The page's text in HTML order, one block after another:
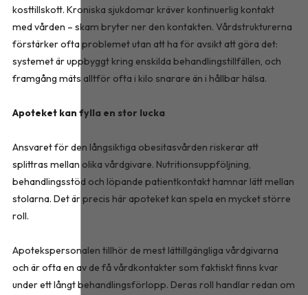
kosttillskott. Kroniska sjukdomar kräver kontinuerlig kontakt
med vården – skam bryter ner den kontakten. Vårdstrukturerna
förstärker ofta problemet utan att ha för avsikt att göra det:
systemet är uppbyggt kring enskilda behandlingstillfällen, och
framgång mäts alltför ofta i kilo snarare än i hållbar hälsa.
Apoteket kan fylla en stor lucka
Ansvaret för den långsiktiga obesitasvården riskerar att
splittras mellan olika vårdgivare. Nutritionsuppföljning,
behandlingsstöd och löpande patientkontakt hamnar lätt mellan
stolarna. Det är precis här apoteket kan spela en mycket större
roll.
Apotekspersonalen tillhör de mest lättillgängliga vårdgivarna
och är ofta en av de få vårdkontakter som faktiskt finns kvar
under ett långt behandlingsförlopp. Deras roll handlar redan om